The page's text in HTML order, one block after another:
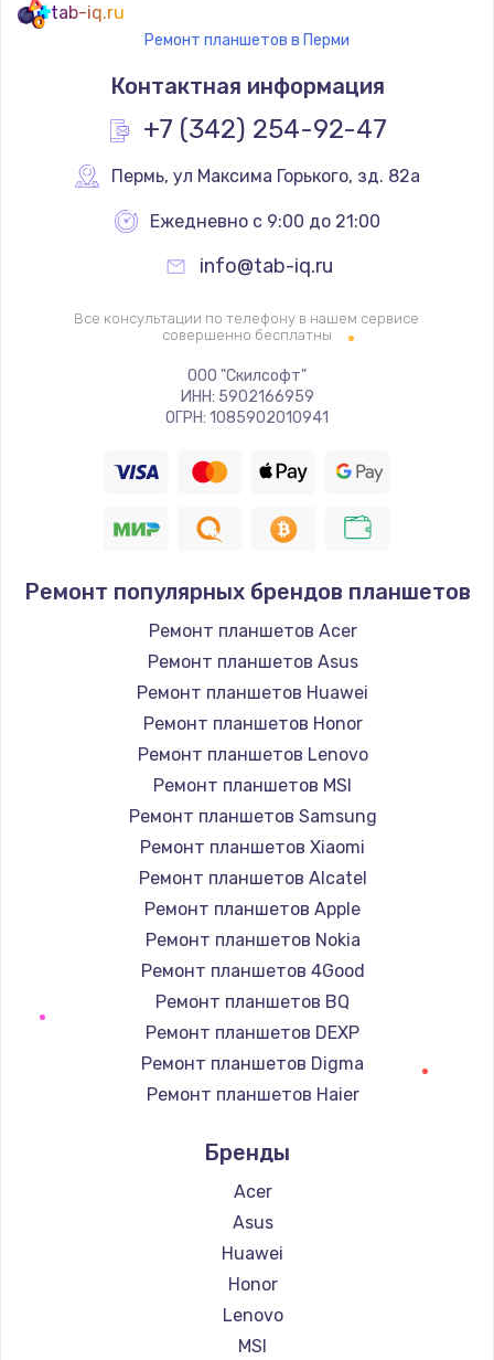
Замена шлейфа матрицы
1160 руб.
Заказать
Замена экрана
2885 руб.
Заказать
Восстановление данных
Заказать
Замена SSD
Заказать
Замена аккумулятора
690 руб.
Заказать
Замена клавиатуры
720 руб.
Заказать
Замена шим-контроллера
3900 руб.
Заказать
tab-iq.ru
Ремонт планшетов в Перми
Контактная информация
+7 (342) 254-92-47
Пермь, ул Максима Горького, зд. 82а
Ежедневно с 9:00 до 21:00
info@tab-iq.ru
Все консультации по телефону в нашем сервисе
совершенно бесплатны
ООО "Скилсофт"
ИНН: 5902166959
ОГРН: 1085902010941
Ремонт популярных брендов планшетов
Ремонт планшетов Acer
Ремонт планшетов Asus
Ремонт планшетов Huawei
Ремонт планшетов Honor
Ремонт планшетов Lenovo
Ремонт планшетов MSI
Ремонт планшетов Samsung
Ремонт планшетов Xiaomi
Ремонт планшетов Alcatel
Ремонт планшетов Apple
Ремонт планшетов Nokia
Ремонт планшетов 4Good
Ремонт планшетов BQ
Ремонт планшетов DEXP
Ремонт планшетов Digma
Ремонт планшетов Haier
Ремонт планшетов Microsoft
Ремонт планшетов BlackView
Ремонт планшетов Amazon
Ремонт планшетов Aquarius
Ремонт планшетов Philips
Ремонт планшетов Dell
Ремонт планшетов HP
Бренды
Acer
Asus
Huawei
Honor
Lenovo
MSI